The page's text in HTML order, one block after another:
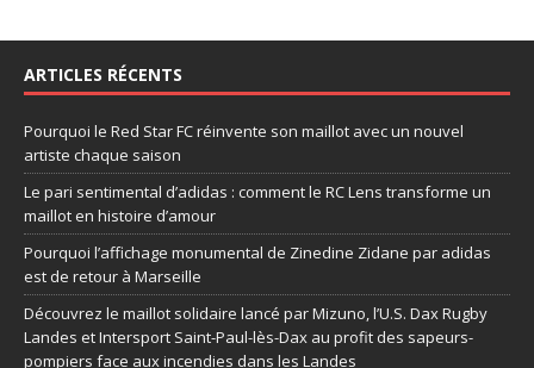
ARTICLES RÉCENTS
Pourquoi le Red Star FC réinvente son maillot avec un nouvel
artiste chaque saison
Le pari sentimental d’adidas : comment le RC Lens transforme un
maillot en histoire d’amour
Pourquoi l’affichage monumental de Zinedine Zidane par adidas
est de retour à Marseille
Découvrez le maillot solidaire lancé par Mizuno, l’U.S. Dax Rugby
Landes et Intersport Saint-Paul-lès-Dax au profit des sapeurs-
pompiers face aux incendies dans les Landes